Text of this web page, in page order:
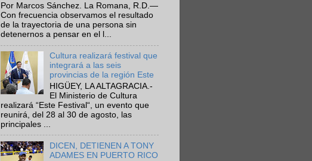
Por Marcos Sánchez. La Romana, R.D.—
Con frecuencia observamos el resultado
de la trayectoria de una persona sin
detenernos a pensar en el l...
Cultura realizará festival que
integrará a las seis
provincias de la región Este
HIGÜEY, LA ALTAGRACIA.-
El Ministerio de Cultura
realizará “Este Festival“, un evento que
reunirá, del 28 al 30 de agosto, las
principales ...
DICEN, DETIENEN A TONY
ADAMES EN PUERTO RICO